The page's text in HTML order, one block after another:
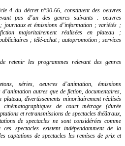
4 du décret n°90-66, constituent des oeuvres
pas d’un des genres suivants : oeuvres
journaux et émissions d’information ; variétés ;
majoritairement réalisées en plateau ;
; télé-achat ; autopromotion ; services
retenir les programmes relevant des genres
séries, oeuvres d’animation, émissions
autres que de fiction, documentaires,
divertissements minoritairement réalisés
cinématographiques de court métrage (durée
et retransmissions de spectacles théâtraux,
de spectacles ne sont considérées comme
spectacles existent indépendamment de la
captations de spectacles les remises de prix et